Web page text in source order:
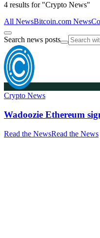
4 results for "Crypto News"
All NewsBitcoin.com News
Search news posts
Crypto News
Wadoozie Ethereum
Read the NewsRead the News